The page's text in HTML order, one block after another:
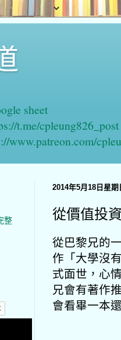
sheet
t.me/cpleung826_post
www.patreon.com/
2014年5月18日星期
從價值投
從巴黎兄的
作「大學沒
式面世，心
兄會有著作
會看畢一本
整